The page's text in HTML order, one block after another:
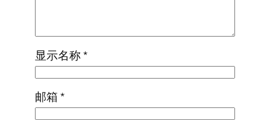
显示名称*
邮箱*